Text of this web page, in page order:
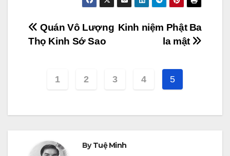
Post
navigation
Kinh niệm Phật Ba
la mật
Quán Vô Lượng
Thọ Kinh Sớ Sao
1 2 3 4 5
ByTuệ Minh